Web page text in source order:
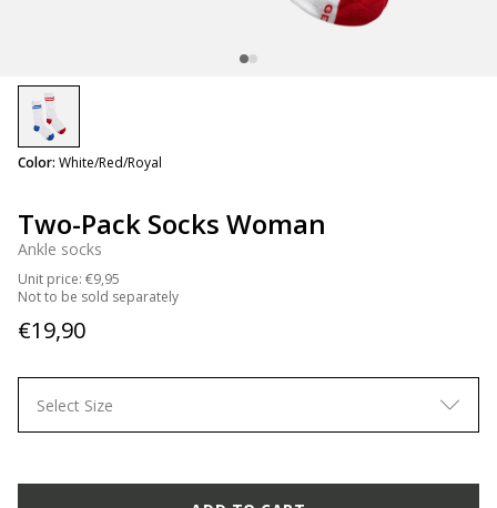
Two-Pack Socks Woman
Ankle socks
Unit price: €9,95
Not to be sold separately
€19,90
Color: White/Red/Royal
selected
Select Size